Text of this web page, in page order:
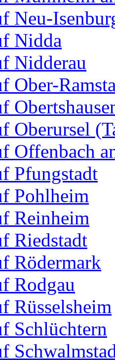
Neu-
Nidda
Nidderau
Ober-
Oberursel
Offenbach
Pfungstadt
Pohlheim
Reinheim
Riedstadt
Rödermark
Rodgau
Rüsselsheim
Schlüchtern